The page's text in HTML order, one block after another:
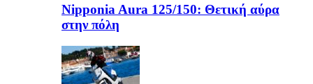
Nipponia Aura 125/150: Θετική αύρα
στην πόλη